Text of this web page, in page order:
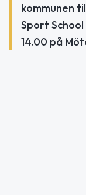
kommunen
Sport School
14.00 på